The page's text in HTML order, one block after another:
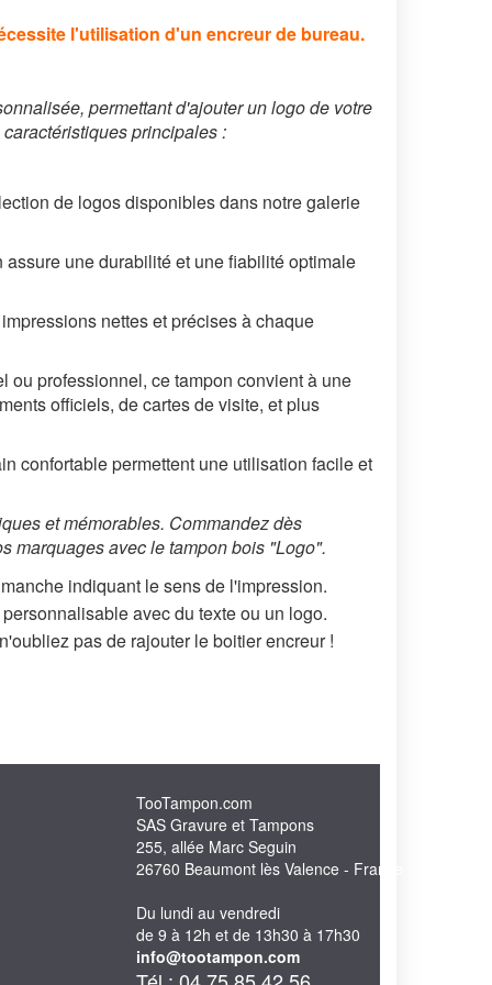
l'utilisation d'un encreur de bureau.
permettant d'ajouter un logo de votre
principales :
de logos disponibles dans notre galerie
une durabilité et une fiabilité optimale
nettes et précises à chaque
professionnel, ce tampon convient à une
officiels, de cartes de visite, et plus
confortable permettent une utilisation facile et
et mémorables. Commandez dès
marquages avec le tampon bois "Logo".
indiquant le sens de l'impression.
avec du texte ou un logo.
pas de rajouter le boitier encreur !
TooTampon.com
SAS Gravure et Tampons
255, allée Marc Seguin
26760 Beaumont lès Valence - France
Du lundi au vendredi
de 9 à 12h et de 13h30 à 17h30
info@tootampon.com